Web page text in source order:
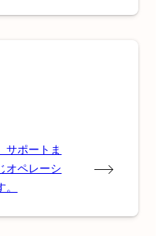
サポートま
オペレーシ